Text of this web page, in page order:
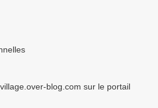
blog.com sur le portail